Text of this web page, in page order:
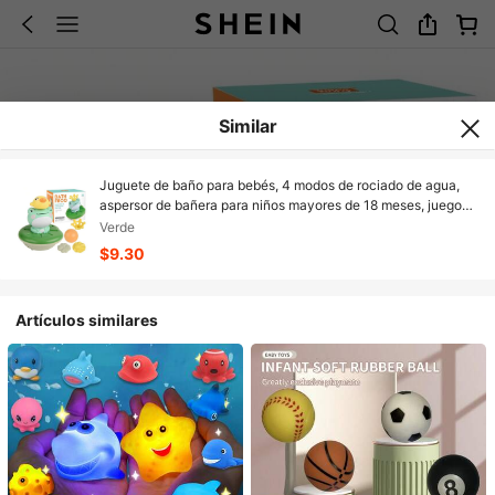
Similar
Juguete de baño para bebés, 4 modos de rociado de agua,
aspersor de bañera para niños mayores de 18 meses, juego
de piscina, regalo para bañera, ducha, playa, niños y niñas,
juguetes de verano para exteriores.
Verde
$9.30
Artículos similares